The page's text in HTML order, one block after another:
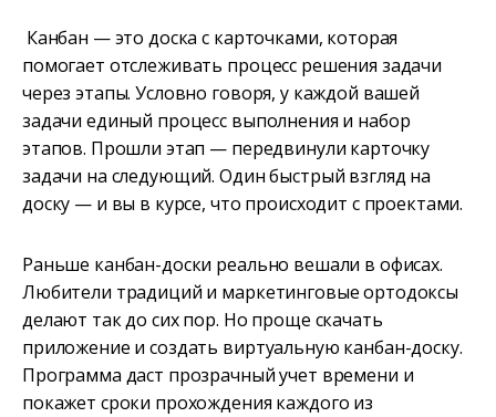
Канбан — это доска с карточками, которая
помогает отслеживать процесс решения задачи
через этапы. Условно говоря, у каждой вашей
задачи единый процесс выполнения и набор
этапов. Прошли этап — передвинули карточку
задачи на следующий. Один быстрый взгляд на
доску — и вы в курсе, что происходит с проектами.
Раньше канбан-доски реально вешали в офисах.
Любители традиций и маркетинговые ортодоксы
делают так до сих пор. Но проще скачать
приложение и создать виртуальную канбан-доску.
Программа даст прозрачный учет времени и
покажет сроки прохождения каждого из